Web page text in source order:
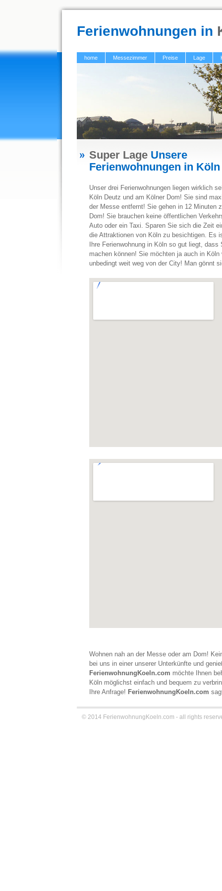
Ferienwohnungen in
home Messezimmer Preise Lage
Super Lage Unsere
Ferienwohnungen in Köln
Unser drei Ferienwohnungen liegen wirklich
Köln Deutz und am Kölner Dom! Sie sind
der Messe entfernt! Sie gehen in 12 Minuten
Dom! Sie brauchen keine öffentlichen
Auto oder ein Taxi. Sparen Sie sich die Zeit
die Attraktionen von Köln zu besichtigen. Es
Ihre Ferienwohnung in Köln so gut liegt,
machen können! Sie möchten ja auch in Köln
unbedingt weit weg von der City! Man gönnt
Wohnen nah an der Messe oder am Dom!
bei uns in einer unserer Unterkünfte und
FerienwohnungKoeln.com möchte Ihnen
Köln möglichst einfach und bequem zu
Ihre Anfrage! FerienwohnungKoeln.com
© 2014 FerienwohnungKoeln.com - all rights